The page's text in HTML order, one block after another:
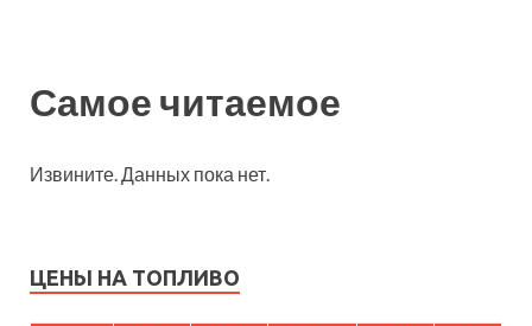
Самое читаемое
Извините. Данных пока нет.
ЦЕНЫ НА ТОПЛИВО